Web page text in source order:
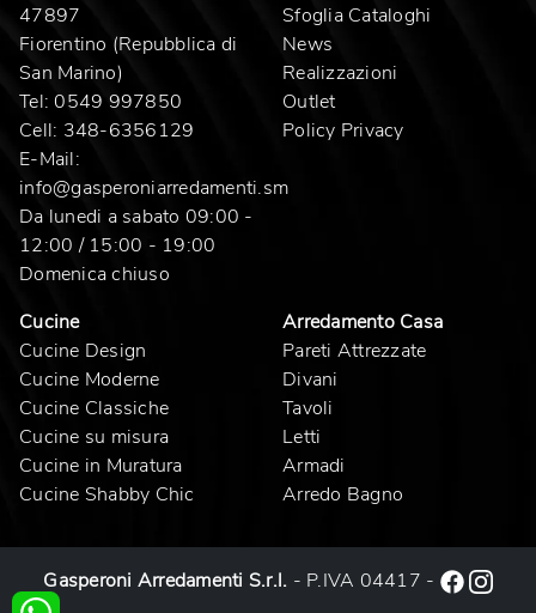
47897
Fiorentino (Repubblica di
San Marino)
Tel: 0549 997850
Cell: 348-6356129
E-Mail:
info@gasperoniarredamenti.sm
Da lunedi a sabato 09:00 -
12:00 / 15:00 - 19:00
Domenica chiuso
Sfoglia Cataloghi
News
Realizzazioni
Outlet
Policy Privacy
Cucine
Cucine Design
Cucine Moderne
Cucine Classiche
Cucine su misura
Cucine in Muratura
Cucine Shabby Chic
Arredamento Casa
Pareti Attrezzate
Divani
Tavoli
Letti
Armadi
Arredo Bagno
Gasperoni Arredamenti S.r.l. - P.IVA 04417 -